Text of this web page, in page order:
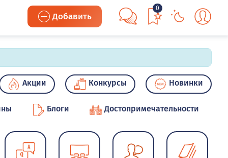
Добавить
0
Акции Конкурсы Новинки
Блоги Достопримечательности